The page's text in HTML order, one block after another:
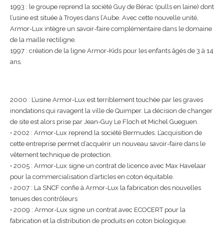
1993 : le groupe reprend la société Guy de Bérac (pulls en laine) dont
l’usine est située à Troyes dans l’Aube. Avec cette nouvelle unité,
Armor-Lux intègre un savoir-faire complémentaire dans le domaine
de la maille rectiligne.
1997 : création de la ligne Armor-Kids pour les enfants âgés de 3 à 14
ans.
2000 : L’usine Armor-Lux est terriblement touchée par les graves
inondations qui ravagent la ville de Quimper. La décision de changer
de site est alors prise par Jean-Guy Le Floch et Michel Gueguen.
• 2002 : Armor-Lux reprend la société Bermudes. L’acquisition de
cette entreprise permet d’acquérir un nouveau savoir-faire dans le
vêtement technique de protection.
• 2005 : Armor-Lux signe un contrat de licence avec Max Havelaar
pour la commercialisation d’articles en coton équitable.
• 2007 : La SNCF confie à Armor-Lux la fabrication des nouvelles
tenues des contrôleurs
• 2009 : Armor-Lux signe un contrat avec ECOCERT pour la
fabrication et la distribution de produits en coton biologique.